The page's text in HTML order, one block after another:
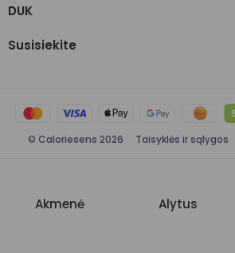
DUK
Susisiekite
© Caloriesens 2026 Taisyklės ir sąlygos
Akmenė Alytus